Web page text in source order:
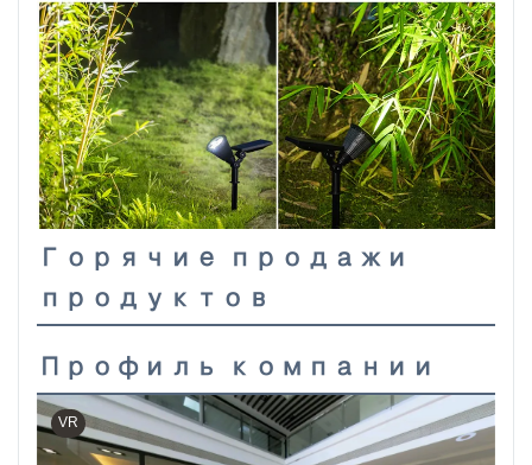
Горячие продажи
продуктов
Профиль компании
VR